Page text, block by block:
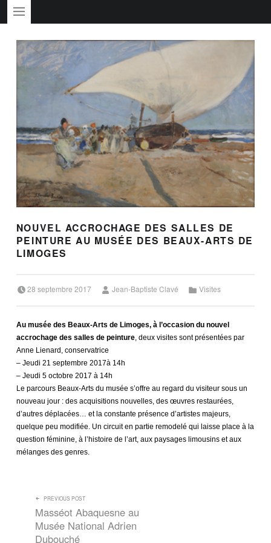
NOUVEL ACCROCHAGE DES SALLES DE
PEINTURE AU MUSÉE DES BEAUX-ARTS DE
LIMOGES
28 septembre 2017 Jean-Baptiste Clavé Visites
Au musée des Beaux-Arts de Limoges, à l’occasion du nouvel
accrochage des salles de peinture, deux visites sont présentées par
Anne Lienard, conservatrice
– Jeudi 21 septembre 2017à 14h
– Jeudi 5 octobre 2017 à 14h
Le parcours Beaux-Arts du musée s’offre au regard du visiteur sous un
nouveau jour : des acquisitions nouvelles, des œuvres restaurées,
d’autres déplacées… et la constante présence d’artistes majeurs,
quelque peu modifiée. Un circuit en partie remodelé qui laisse place à la
question féminine, à l’histoire de l’art, aux paysages limousins et aux
mélanges des genres.
PREVIOUS POST
Masséot Abaquesne au
Musée National Adrien
Dubouché